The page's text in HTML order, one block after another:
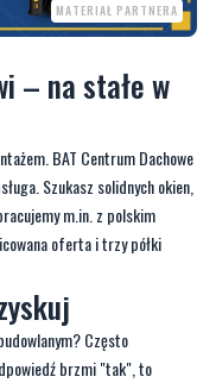
MATERIAŁ PARTNERA
– na stałe w
BAT Centrum Dachowe
Szukasz solidnych okien,
m.in. z polskim
oferta i trzy półki
Często
brzmi "tak", to